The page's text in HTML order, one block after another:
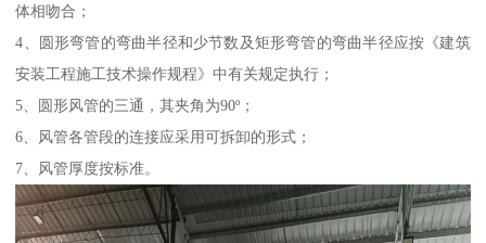
体相吻合；
4、圆形弯管的弯曲半径和少节数及矩形弯管的弯曲半径应按《建筑
安装工程施工技术操作规程》中有关规定执行；
5、圆形风管的三通，其夹角为90º；
6、风管各管段的连接应采用可拆卸的形式；
7、风管厚度按标准。